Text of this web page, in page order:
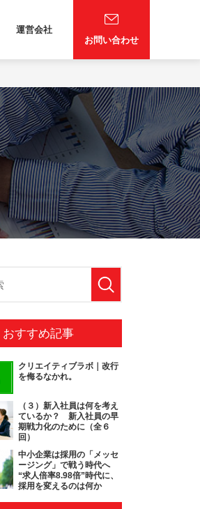
運営会社
お問い合わせ
おすすめ記事
クリエイティブラボ｜改行
を侮るなかれ。
（３）新入社員は何を考え
ているか？ 新入社員の早
期戦力化のために（全６
回）
中小企業は採用の「メッセ
ージング」で戦う時代へ
“求人倍率8.98倍”時代に、
採用を変えるのは何か